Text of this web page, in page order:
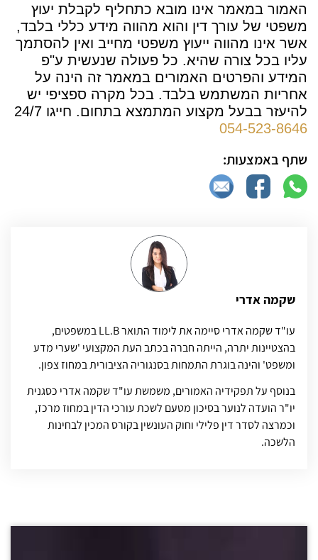
האמור במאמר אינו מובא כתחליף לקבלת יעוץ
משפטי של עורך דין והוא מהווה מידע כללי בלבד,
אשר אינו מהווה ייעוץ משפטי מחייב ואין להסתמך
עליו בכל צורה שהיא. כל פעולה שנעשית ע"פ
המידע והפרטים האמורים במאמר זה הינה על
אחריות המשתמש בלבד. בכל מקרה ספציפי יש
להיעזר בבעל מקצוע המתמצא בתחום. חייגו 24/7
054-523-8646
שתף באמצעות:
שקמה אדרי
עו"ד שקמה אדרי סיימה את לימוד התואר LL.B במשפטים,
בהצטיינות יתרה, הייתה חברה בכתב העת המקצועי 'שערי מדע
ומשפט' והינה בוגרת התמחות בסנגוריה הציבורית במחוז צפון.
בנוסף על תפקידיה האמורים, משמשת עו"ד שקמה אדרי כסגנית
יו"ר הועדה לנוער בסיכון מטעם לשכת עורכי הדין במחוז מרכז,
וכמרצה לסדר דין פלילי וחוק העונשין בקורס המכין לבחינות
הלשכה.